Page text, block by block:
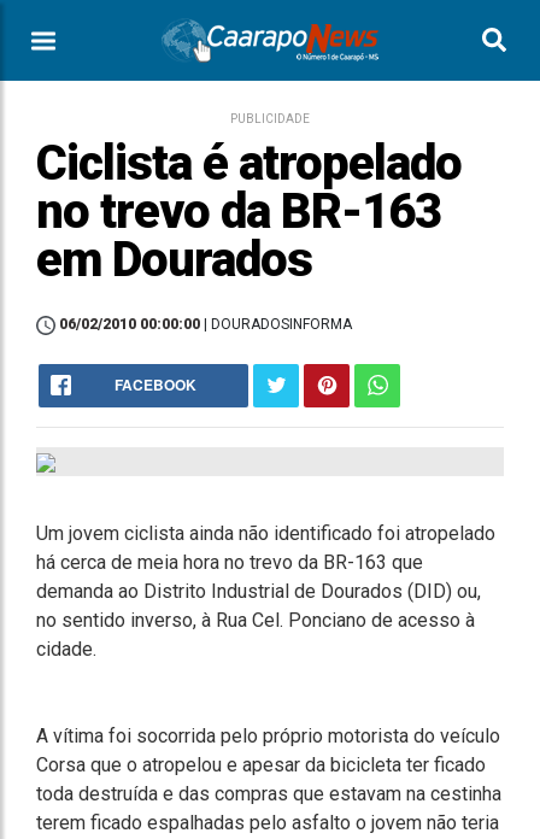
PUBLICIDADE
Ciclista é atropelado
no trevo da BR-163
em Dourados
06/02/2010 00:00:00 | DOURADOSINFORMA
FACEBOOK
Um jovem ciclista ainda não identificado foi atropelado
há cerca de meia hora no trevo da BR-163 que
demanda ao Distrito Industrial de Dourados (DID) ou,
no sentido inverso, à Rua Cel. Ponciano de acesso à
cidade.
A vítima foi socorrida pelo próprio motorista do veículo
Corsa que o atropelou e apesar da bicicleta ter ficado
toda destruída e das compras que estavam na cestinha
terem ficado espalhadas pelo asfalto o jovem não teria